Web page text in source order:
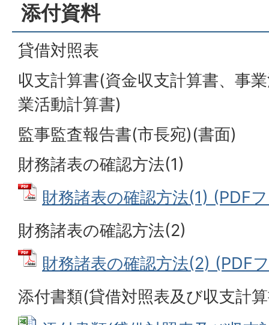
添付資料
貸借対照表
収支計算書(資金収支計算書、事
業活動計算書)
監事監査報告書(市長宛)(書面)
財務諸表の確認方法(1)
財務諸表の確認方法(1) (PDF
財務諸表の確認方法(2)
財務諸表の確認方法(2) (PDF
添付書類(貸借対照表及び収支計